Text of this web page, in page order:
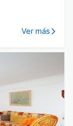
Ver más